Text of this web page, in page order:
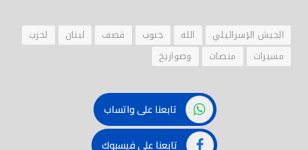
الجيش الإسرائيلي الله جنوب قصف لبنان
لحزب
مسيرات
منصات وصواريخ
تابعنا على واتساب
تابعنا على فيسبوك